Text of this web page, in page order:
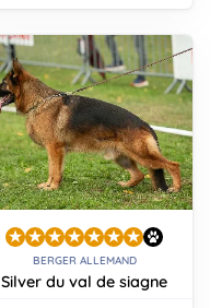
BERGER ALLEMAND
Silver du val de siagne